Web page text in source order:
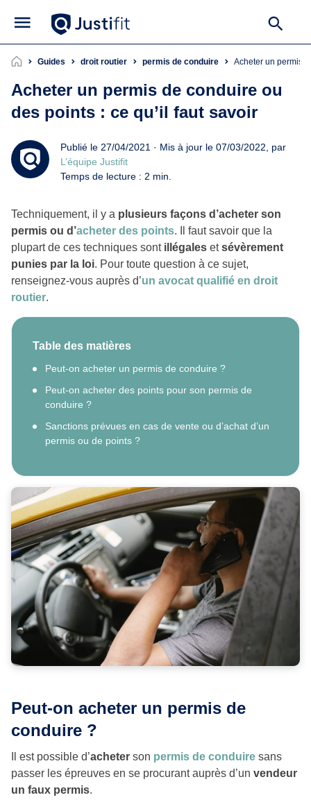
Guides droit routier permis de conduire Acheter un permis
Acheter un permis de conduire ou
des points : ce qu’il faut savoir
Publié le 27/04/2021 · Mis à jour le 07/03/2022, par
L’équipe Justifit
Temps de lecture : 2 min.
Techniquement, il y a plusieurs façons d’acheter son
permis ou d’acheter des points. Il faut savoir que la
plupart de ces techniques sont illégales etsévèrement
punies par la loi. Pour toute question à ce sujet,
renseignez-vous auprès d’un avocat qualifié en droit
routier.
Table des matières
Peut-on acheter un permis de conduire ?
Peut-on acheter des points pour son permis de
conduire ?
Sanctions prévues en cas de vente ou d’achat d’un
permis ou de points ?
Peut-on acheter un permis de
conduire ?
Il est possible d’acheter son permis de conduire sans
passer les épreuves en se procurant auprès d’un vendeur
un faux permis.